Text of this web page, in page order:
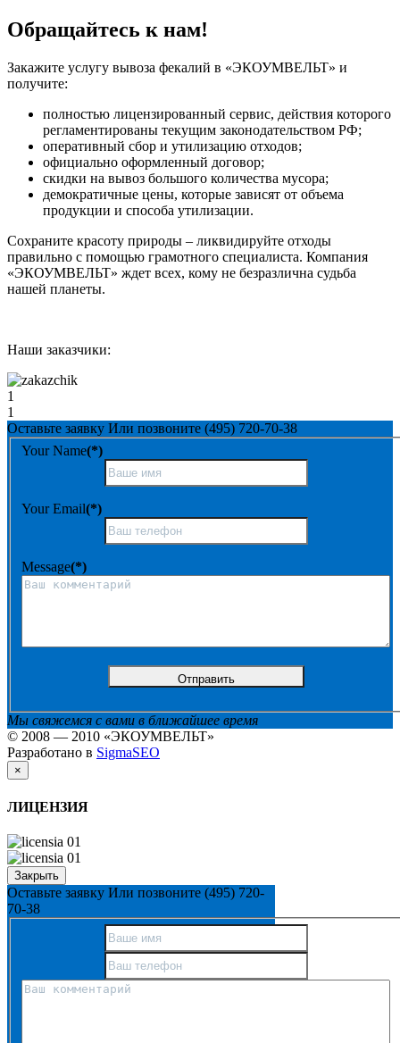
Обращайтесь к нам!
Закажите услугу вывоза фекалий в «ЭКОУМВЕЛЬТ» и
получите:
полностью лицензированный сервис, действия которого
регламентированы текущим законодательством РФ;
оперативный сбор и утилизацию отходов;
официально оформленный договор;
скидки на вывоз большого количества мусора;
демократичные цены, которые зависят от объема
продукции и способа утилизации.
Сохраните красоту природы – ликвидируйте отходы
правильно с помощью грамотного специалиста. Компания
«ЭКОУМВЕЛЬТ» ждет всех, кому не безразлична судьба
нашей планеты.
Наши заказчики:
1
1
Оставьте заявку Или позвоните (495) 720-70-38
Your Name(*)
Your Email(*)
Message(*)
Мы свяжемся с вами в ближайшее время
© 2008 — 2010 «ЭКОУМВЕЛЬТ»
Разработано в SigmaSEO
×
ЛИЦЕНЗИЯ
Закрыть
Оставьте заявку Или позвоните (495) 720-
70-38